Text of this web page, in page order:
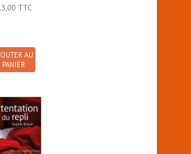
TTC
AU
PANIER